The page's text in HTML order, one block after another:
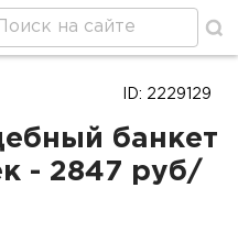
в Москве
банкет
- 2847 руб/
ID: 2229129